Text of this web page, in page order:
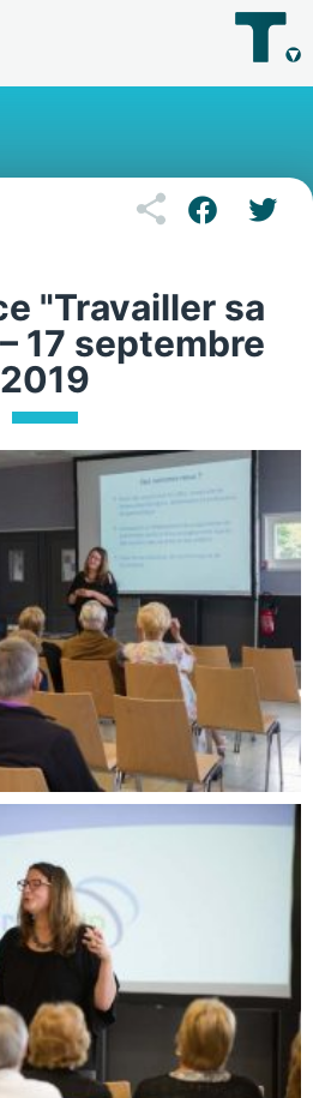
"Travailler sa
17 septembre
2019